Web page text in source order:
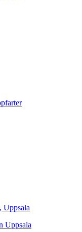
Uppsala
Uppsala